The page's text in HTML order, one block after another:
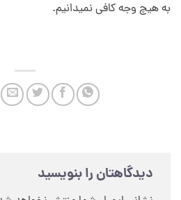
به هیچ وجه کافی نمیدانیم.
دیدگاهتان را بنویسید